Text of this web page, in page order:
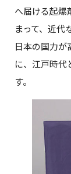
へ届ける起爆
まって、近代
日本の国力が
に、江戸時代
す。